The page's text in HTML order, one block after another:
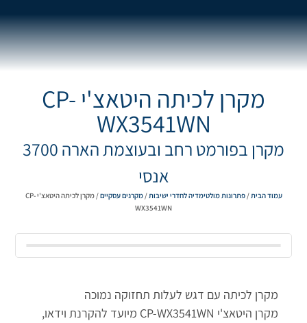
מקרן לכיתה היטאצ'י CP-
WX3541WN
מקרן בפורמט רחב ובעוצמת הארה 3700
אנסי
עמוד הבית/פתרונות מולטימדיה לחדרי ישיבות/מקרנים עסקיים
/ מקרן לכיתה היטאצ'י CP-
WX3541WN
מקרן לכיתה עם דגש לעלות תחזוקה נמוכה
מקרן היטאצ'י CP-WX3541WN מיועד להקרנת וידאו,